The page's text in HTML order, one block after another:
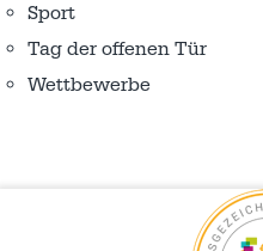
Sport
Tag der offenen Tür
Wettbewerbe